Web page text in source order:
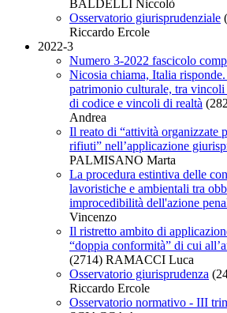
BALDELLI Niccolò
Osservatorio giurisprudenziale
Riccardo Ercole
2022-3
Numero 3-2022 fascicolo
Nicosia chiama, Italia
patrimonio culturale, tra
di codice e vincoli di realtà
Andrea
Il reato di “attività organizzate
rifiuti” nell’applicazione
PALMISANO Marta
La procedura estintiva delle
lavoristiche e ambientali tra
improcedibilità dell'azione
Vincenzo
Il ristretto ambito di
“doppia conformità” di cui
(2714) RAMACCI Luca
Osservatorio giurisprudenza
Riccardo Ercole
Osservatorio normativo - III